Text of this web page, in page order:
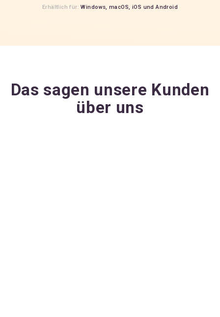
Erhältlich für:Windows, macOS, iOS und Android
Das sagen unsere Kunden
über uns